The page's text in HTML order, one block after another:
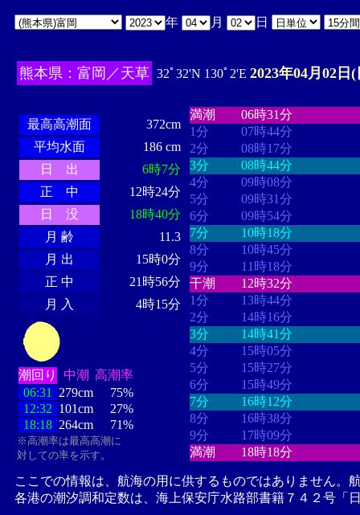
年 月 日
熊本県：富岡／天草 32ﾟ32'N 130ﾟ2'E 2023年04月02日(
最高高潮面
372cm
平均水面
186 cm
日 出
6時7分
正 中
12時24分
日 没
18時40分
月 齢
11.3
月 出
15時0分
正 中
21時56分
月 入
4時15分
潮回り 中潮 高潮率
06:31
279cm
75%
12:32 101cm
27%
18:18 264cm 71%
※高潮率は最高高潮に
対しての率を示す。
満潮
06時31分
1分
07時44分
2分
08時17分
3分
08時44分
4分
09時08分
5分
09時31分
6分
09時54分
7分
10時18分
8分
10時45分
9分
11時18分
干潮
12時32分
1分
13時44分
2分
14時16分
3分
14時41分
4分
15時05分
5分
15時27分
6分
15時49分
7分
16時12分
8分
16時38分
9分
17時09分
満潮
18時18分
ここでの情報は、航海の用に供するものではありません。
各港の潮汐調和定数は、海上保安庁水路部書籍７４２号「